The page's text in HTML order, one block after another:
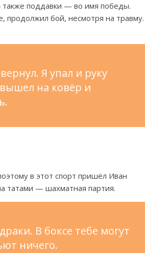
также поддавки — во имя победы.
продолжил бой, несмотря на травму.
Я упал и руку
на ковёр и
в этот спорт пришёл Иван
татами — шахматная партия.
В боксе тебе могут
ничего.